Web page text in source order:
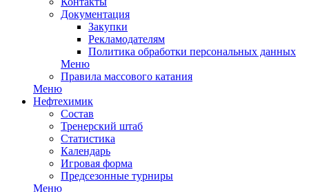
Документация
Закупки
Рекламодателям
Политика обработки персональных данных
Меню
Правила массового катания
Меню
Нефтехимик
Состав
Тренерский штаб
Статистика
Календарь
Игровая форма
Предсезонные турниры
Меню